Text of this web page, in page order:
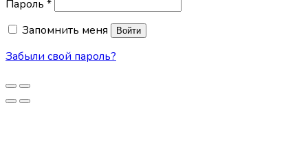
Пароль *
Запомнить меня
Войти
Забыли свой пароль?